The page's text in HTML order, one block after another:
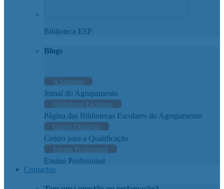
Biblioteca ESP
Blogs
A Semente
Jornal do Agrupamento
Bibliotecas Escolares
Página das Bibliotecas Escolares do Agrupamento
Centro Qualifica
Centro para a Qualificação
Ensino Profissional
Ensino Profissional
Contactos